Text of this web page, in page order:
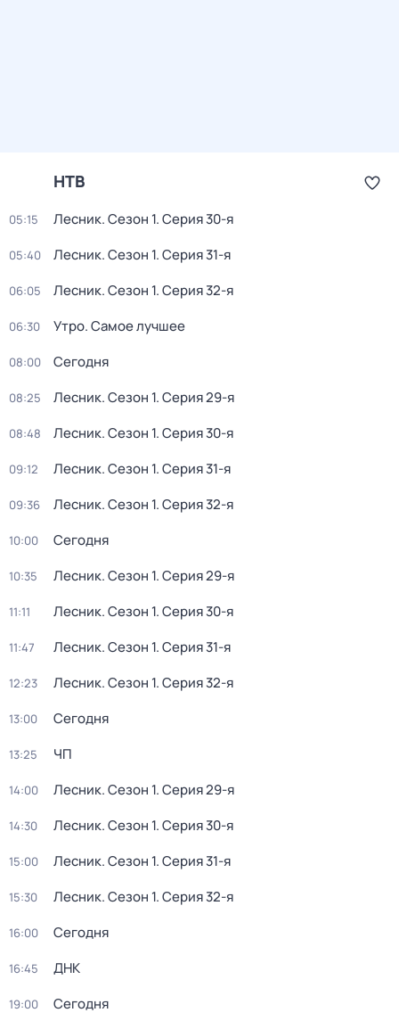
НТВ
05:15 Лесник. Сезон 1. Серия 30-я
05:40 Лесник. Сезон 1. Серия 31-я
06:05 Лесник. Сезон 1. Серия 32-я
06:30 Утро. Самое лучшее
08:00 Сегодня
08:25 Лесник. Сезон 1. Серия 29-я
08:48 Лесник. Сезон 1. Серия 30-я
09:12 Лесник. Сезон 1. Серия 31-я
09:36 Лесник. Сезон 1. Серия 32-я
10:00 Сегодня
10:35 Лесник. Сезон 1. Серия 29-я
11:11 Лесник. Сезон 1. Серия 30-я
11:47 Лесник. Сезон 1. Серия 31-я
12:23 Лесник. Сезон 1. Серия 32-я
13:00 Сегодня
13:25 ЧП
14:00 Лесник. Сезон 1. Серия 29-я
14:30 Лесник. Сезон 1. Серия 30-я
15:00 Лесник. Сезон 1. Серия 31-я
15:30 Лесник. Сезон 1. Серия 32-я
16:00 Сегодня
16:45 ДНК
19:00 Сегодня